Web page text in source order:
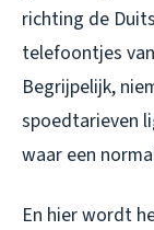
richting de
telefoontjes
Begrijpelijk,
spoedtarieven
waar een
En hier wordt